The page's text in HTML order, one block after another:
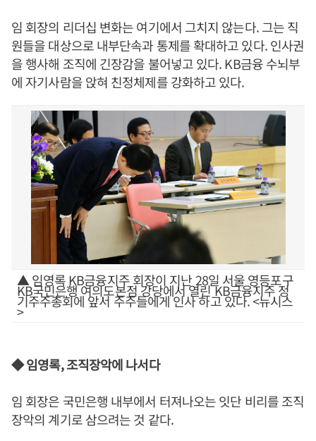
임 회장의 리더십 변화는 여기에서 그치지 않는다. 그는 직
원들을 대상으로 내부단속과 통제를 확대하고 있다. 인사권
을 행사해 조직에 긴장감을 불어넣고 있다. KB금융 수뇌부
에 자기사람을 앉혀 친정체제를 강화하고 있다.
▲ 임영록 KB금융지주 회장이 지난 28일 서울 영등포구
KB국민은행 여의도본점 강당에서 열린 KB금융지주 정
기주주총회에 앞서 주주들에게 인사 하고 있다. <뉴시스
>
◆ 임영록, 조직장악에 나서다
임 회장은 국민은행 내부에서 터져나오는 잇단 비리를 조직
장악의 계기로 삼으려는 것 같다.